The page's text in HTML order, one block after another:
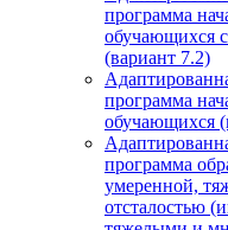
программа
обучающихся
(вариант 7.2)
программа
обучающихся
программа
умеренной,
отсталостью